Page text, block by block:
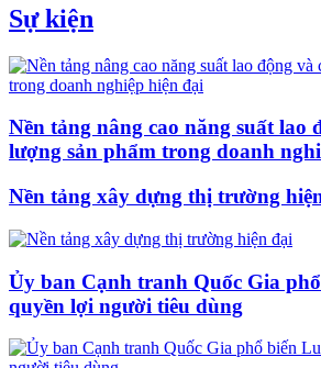
Sự kiện
Nền tảng nâng cao năng suất lao
lượng sản phẩm trong doanh
Nền tảng xây dựng thị trường
Ủy ban Cạnh tranh Quốc Gia
quyền lợi người tiêu dùng